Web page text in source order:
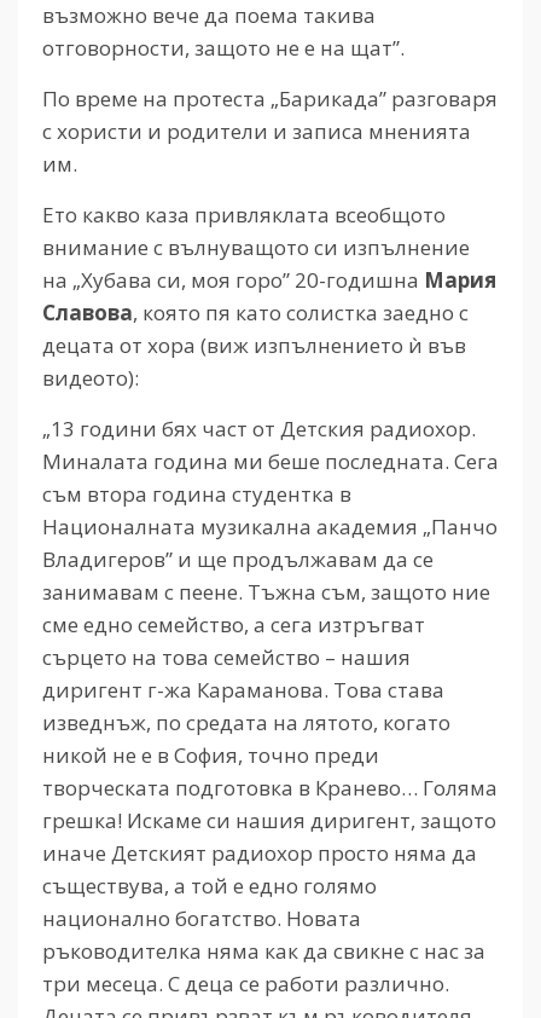
възможно вече да поема такива
отговорности, защото не е на щат”.
По време на протеста „Барикада” разговаря
с хористи и родители и записа мненията
им.
Ето какво каза привляклата всеобщото
внимание с вълнуващото си изпълнение
на „Хубава си, моя горо” 20-годишна Мария
Славова, която пя като солистка заедно с
децата от хора (виж изпълнението ѝ във
видеото):
„13 години бях част от Детския радиохор.
Миналата година ми беше последната. Сега
съм втора година студентка в
Националната музикална академия „Панчо
Владигеров” и ще продължавам да се
занимавам с пеене. Тъжна съм, защото ние
сме едно семейство, а сега изтръгват
сърцето на това семейство – нашия
диригент г-жа Караманова. Това става
изведнъж, по средата на лятото, когато
никой не е в София, точно преди
творческата подготовка в Кранево… Голяма
грешка! Искаме си нашия диригент, защото
иначе Детският радиохор просто няма да
съществува, а той е едно голямо
национално богатство. Новата
ръководителка няма как да свикне с нас за
три месеца. С деца се работи различно.